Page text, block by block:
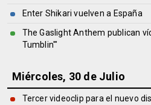
Enter Shikari vuelven a España
The Gaslight Anthem publican
Tumblin'"
Miércoles, 30 de Julio
Tercer videoclip para el nuevo